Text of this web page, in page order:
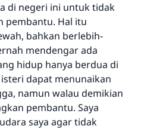
di negeri ini untuk tidak
pembantu. Hal itu
bahkan berlebih-
mendengar ada
hidup hanya berdua di
dapat menunaikan
namun walau demikian
pembantu. Saya
saya agar tidak